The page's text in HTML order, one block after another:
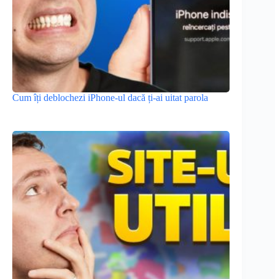
Cum îți deblochezi iPhone-ul dacă ți-ai uitat parola